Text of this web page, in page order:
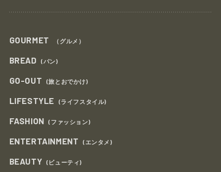
GOURMET （グルメ）
BREAD (パン)
GO-OUT (旅とおでかけ)
LIFESTYLE (ライフスタイル)
FASHION (ファッション)
ENTERTAINMENT (エンタメ)
BEAUTY (ビューティ)